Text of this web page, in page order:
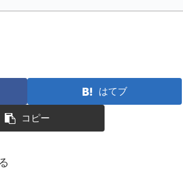
はてブ
コピー